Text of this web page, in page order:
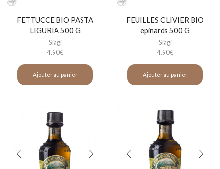
FETTUCCE BIO PASTA
LIGURIA 500 G
Siagi
4.90€
Ajouter au panier
FEUILLES OLIVIER BIO
epinards 500 G
Siagi
4.90€
Ajouter au panier